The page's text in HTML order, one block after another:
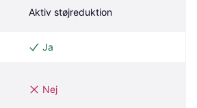
Aktiv støjreduktion
Ja
Nej